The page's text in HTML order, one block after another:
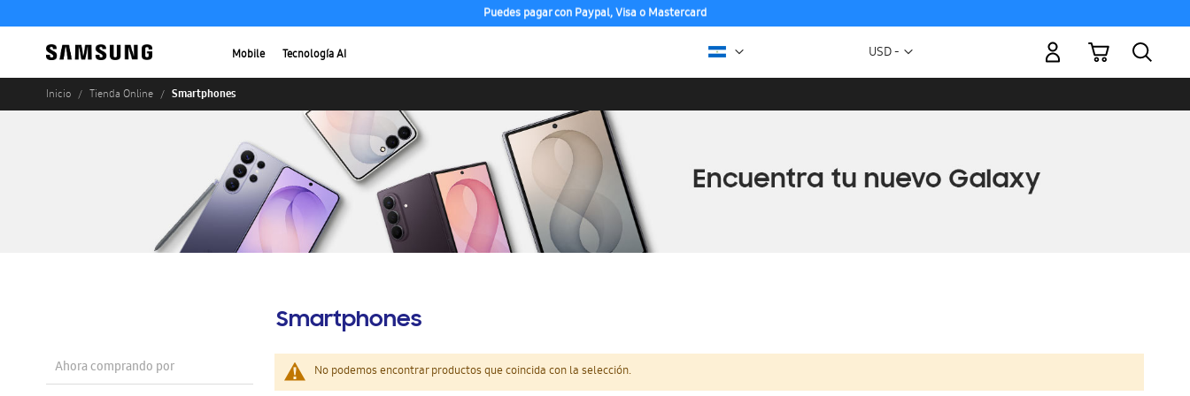
Puedes pagar con Paypal, Visa o Mastercard
Mobile Tecnología AI Moneda
USD -
Mi carrito
Inicio Tienda Online Smartphones
Smartphones
No podemos encontrar productos que coincida con la selección.
Ahora comprando por